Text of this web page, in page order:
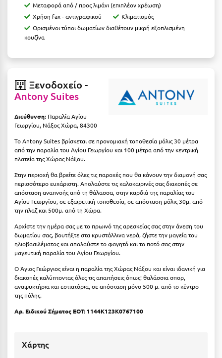
Καλαμάτα
Κάλαμος
Καμένα Βούρλα
Καρδάμαινα
Καρδαμύλη
Καρδίτσα
Κάρπαθος
Καρπενήσι
Κάρυστος
Κάσος
Κασσάνδρα
Καστοριά
Κατερίνη
Κέα - Τζιά
Κερατέα
Κεφαλονιά
Μεταφορά από / προς λιμάνι (επιπλέον χρέωση)
Χρήση fax - αντιγραφικού
Κλιματισμός
Ορισμένοι τύποι δωματίων διαθέτουν μικρή εξοπλισμένη
κουζίνα
Ξενοδοχείο -
Antony Suites
Διεύθυνση: Παραλία Αγίου
Γεωργίου, Νάξος Χώρα, 84300
Το Antony Suites βρίσκεται σε προνομιακή τοποθεσία μόλις 30 μέτρα
από την παραλία του Αγίου Γεωργίου και 100 μέτρα από την κεντρική
πλατεία της Χώρας Νάξου.
Στην περιοχή θα βρείτε όλες τις παροχές που θα κάνουν την διαμονή σας
περισσότερο ευχάριστη. Απολαύστε τις καλοκαιρινές σας διακοπές σε
απόσταση αναπνοής από τη θάλασσα, στην καρδιά της παραλίας του
Αγίου Γεωργίου, σε εξαιρετική τοποθεσία, σε απόσταση μόλις 30μ.από
την πλαζ και 500μ.από τη Χώρα.
Αρχίστε την ημέρα σας με το πρωινό της αρεσκείας σας στην άνεση του
δωματίου σας, βουτήξτε στα κρυστάλλινα νερά, ζήστε την μαγεία του
ηλιοβασιλέματος και απολαύστε το φαγητό και το ποτό σας στην
μαγευτική παραλία του Αγίου Γεωργίου.
Ο Άγιος Γεώργιος είναι η παραλία της Χώρας Νάξου και είναι ιδανική για
διακοπές καλύπτοντας όλες τις απαιτήσεις όπως: θαλάσσια σπορ,
αναψυκτήρια και εστιατόρια, σε απόσταση μόνο 500 μ. από το κέντρο
της πόλης.
Αρ. Ειδικού Σήματος ΕΟΤ: 1144K123K0767100
Χάρτης